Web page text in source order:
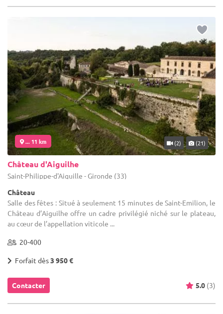
... 11 km (2) (21)
Château d'Aiguilhe
Saint-Philippe-d'Aiguille - Gironde (33)
Château
Salle des fêtes : Situé à seulement 15 minutes de Saint-Emilion, le
Château d’Aiguilhe offre un cadre privilégié niché sur le plateau,
au cœur de l’appellation viticole ...
20-400
Forfait dès3 950 €
Contacter 5.0 (3)